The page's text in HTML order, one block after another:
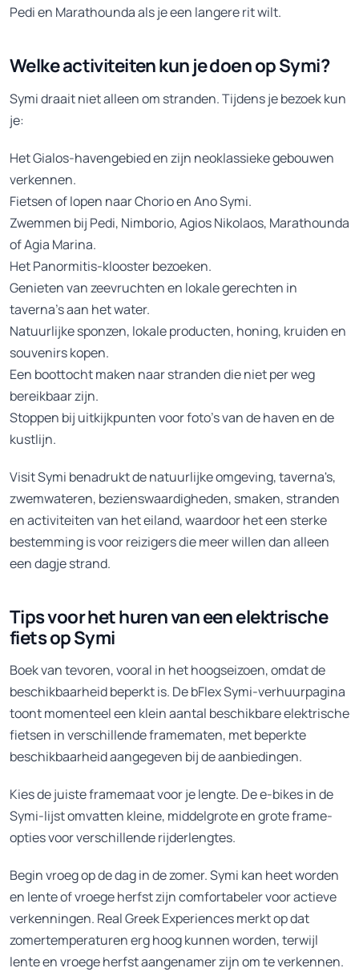
Pedi en Marathounda als je een langere rit wilt.
Welke activiteiten kun je doen op Symi?
Symi draait niet alleen om stranden. Tijdens je bezoek kun
je:
Het Gialos-havengebied en zijn neoklassieke gebouwen
verkennen.
Fietsen of lopen naar Chorio en Ano Symi.
Zwemmen bij Pedi, Nimborio, Agios Nikolaos, Marathounda
of Agia Marina.
Het Panormitis-klooster bezoeken.
Genieten van zeevruchten en lokale gerechten in
taverna's aan het water.
Natuurlijke sponzen, lokale producten, honing, kruiden en
souvenirs kopen.
Een boottocht maken naar stranden die niet per weg
bereikbaar zijn.
Stoppen bij uitkijkpunten voor foto's van de haven en de
kustlijn.
Visit Symi benadrukt de natuurlijke omgeving, taverna's,
zwemwateren, bezienswaardigheden, smaken, stranden
en activiteiten van het eiland, waardoor het een sterke
bestemming is voor reizigers die meer willen dan alleen
een dagje strand.
Tips voor het huren van een elektrische
fiets op Symi
Boek van tevoren, vooral in het hoogseizoen, omdat de
beschikbaarheid beperkt is. De bFlex Symi-verhuurpagina
toont momenteel een klein aantal beschikbare elektrische
fietsen in verschillende framematen, met beperkte
beschikbaarheid aangegeven bij de aanbiedingen.
Kies de juiste framemaat voor je lengte. De e-bikes in de
Symi-lijst omvatten kleine, middelgrote en grote frame-
opties voor verschillende rijderlengtes.
Begin vroeg op de dag in de zomer. Symi kan heet worden
en lente of vroege herfst zijn comfortabeler voor actieve
verkenningen. Real Greek Experiences merkt op dat
zomertemperaturen erg hoog kunnen worden, terwijl
lente en vroege herfst aangenamer zijn om te verkennen.